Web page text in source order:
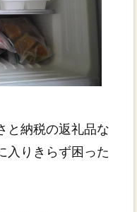
と納税の返礼品な
入りきらず困った